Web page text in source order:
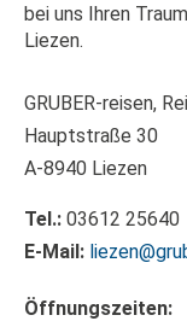
bei uns Ihren
Liezen.
GRUBER-reisen,
Hauptstraße 30
A-8940 Liezen
Tel.: 03612 25640
E-Mail:
Öffnungszeiten: